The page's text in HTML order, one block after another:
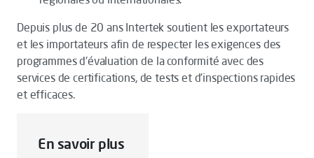
Depuis plus de 20 ans Intertek soutient les exportateurs
et les importateurs afin de respecter les exigences des
programmes d'évaluation de la conformité avec des
services de certifications, de tests et d’inspections rapides
et efficaces.
En savoir plus